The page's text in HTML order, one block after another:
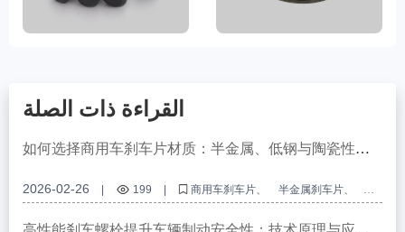
القراءة ذات الصلة
如何选择商用车刹车片材质：半金属、低钢与陶瓷性能
2026-02-26 | 199 | 商用车刹车片
半金属刹车片
低钢刹车片
陶瓷刹车片 刹车片认证标准